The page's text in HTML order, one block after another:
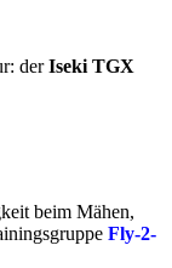
derIseki TGX
beim Mähen,
Fly-2-